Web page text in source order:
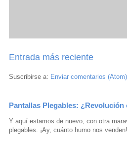
Entrada más reciente
Suscribirse a: Enviar comentarios (Atom)
Pantallas Plegables: ¿Revolución
Y aquí estamos de nuevo, con otra
plegables. ¡Ay, cuánto humo nos venden!